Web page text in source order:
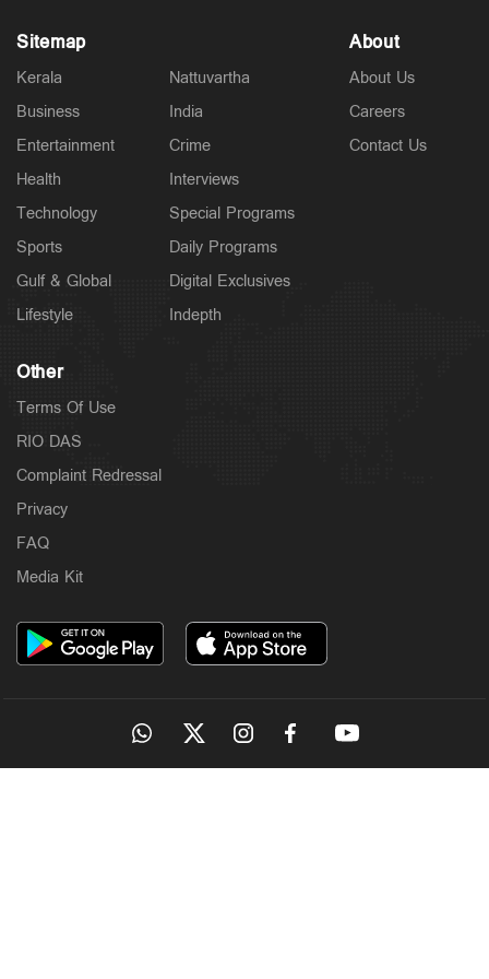
Sitemap
Kerala
Business
Entertainment
Health
Technology
Sports
Gulf & Global
Lifestyle
Nattuvartha
India
Crime
Interviews
Special Programs
Daily Programs
Digital Exclusives
Indepth
About
About Us
Careers
Contact Us
Other
Terms Of Use
RIO DAS
Complaint Redressal
Privacy
FAQ
Media Kit